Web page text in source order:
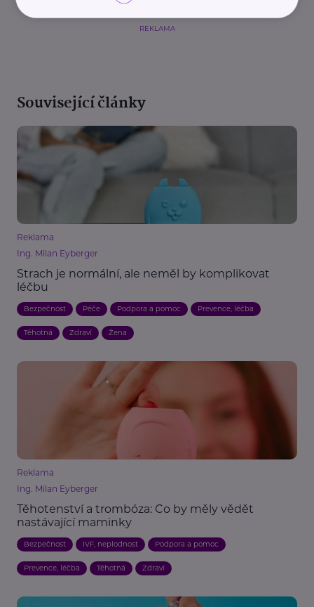
REKLAMA
Související články
Reklama
Ing. Milan Eyberger
Strach je normální, ale neměl by komplikovat
léčbu
Bezpečnost Péče Podpora a pomoc Prevence, léčba
Těhotná Zdraví Žena
Reklama
Ing. Milan Eyberger
Těhotenství a trombóza: Co by měly vědět
nastávající maminky
Bezpečnost IVF, neplodnost Podpora a pomoc
Prevence, léčba Těhotná Zdraví